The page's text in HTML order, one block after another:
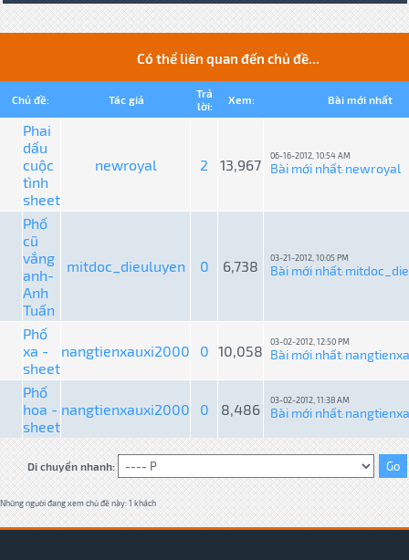
Có thể liên quan đến chủ đề...
Chủ đề: Tác giả
Trả
lời:
Xem: Bài mới nhất
Phai
dấu
cuộc
tình
sheet
newroyal 2 13,967
06-16-2012, 10:54 AM
Bài mới nhất: newroyal
Phố
cũ
vắng
anh-
Anh
Tuấn
mitdoc_dieuluyen 0 6,738 03-21-2012, 10:05 PM
Bài mới nhất:
Phố
xa -
sheet
nangtienxauxi2000 0 10,058
03-02-2012, 12:50 PM
Bài mới nhất:
Phố
hoa -
sheet
nangtienxauxi2000 0 8,486
03-02-2012, 11:38 AM
Bài mới nhất:
Di chuyển nhanh:
Những người đang xem chủ đề này: 1 khách